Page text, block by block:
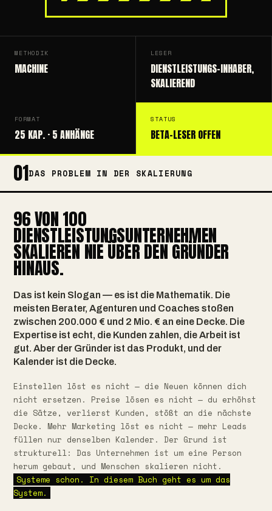
METHODIK
MACHINE
LESER
DIENSTLEISTUNGS-INHABER,
SKALIEREND
FORMAT
25 KAP. · 5 ANHÄNGE
STATUS
BETA-LESER OFFEN
01DAS PROBLEM IN DER SKALIERUNG
96 VON 100
DIENSTLEISTUNGSUNTERNEHMEN
SKALIEREN NIE ÜBER DEN GRÜNDER
HINAUS.
Das ist kein Slogan — es ist die Mathematik. Die
meisten Berater, Agenturen und Coaches stoßen
zwischen 200.000 € und 2 Mio. € an eine Decke. Die
Expertise ist echt, die Kunden zahlen, die Arbeit ist
gut. Aber der Gründer ist das Produkt, und der
Kalender ist die Decke.
Einstellen löst es nicht — die Neuen können dich
nicht ersetzen. Preise lösen es nicht — du erhöhst
die Sätze, verlierst Kunden, stößt an die nächste
Decke. Mehr Marketing löst es nicht — mehr Leads
füllen nur denselben Kalender. Der Grund ist
strukturell: Das Unternehmen ist um eine Person
herum gebaut, und Menschen skalieren nicht.
Systeme schon. In diesem Buch geht es um das
System.